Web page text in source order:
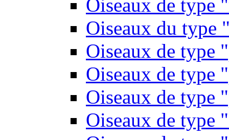
Oiseaux de type
Oiseaux du type
Oiseaux de type
Oiseaux de type
Oiseaux de type
Oiseaux de type